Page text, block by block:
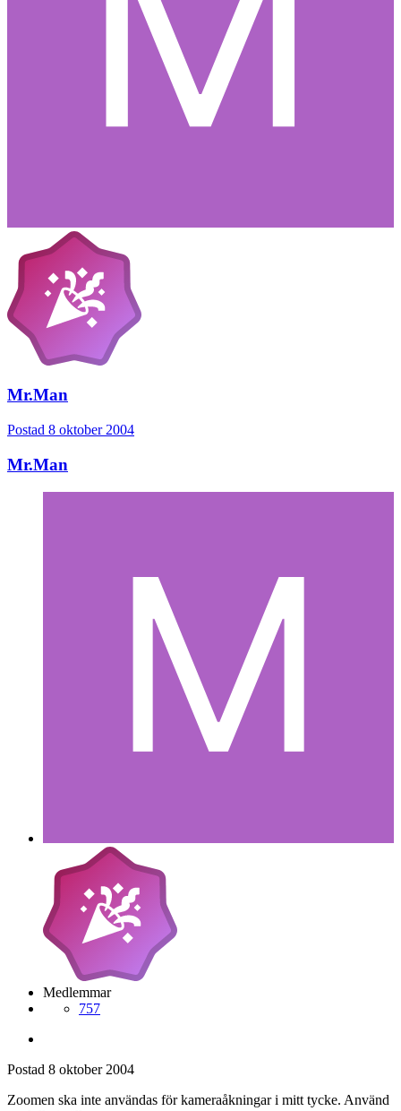
Mr.Man
Postad 8 oktober 2004
Mr.Man
Medlemmar
757
Postad 8 oktober 2004
Zoomen ska inte användas för kameraåkningar i mitt tycke. Använd